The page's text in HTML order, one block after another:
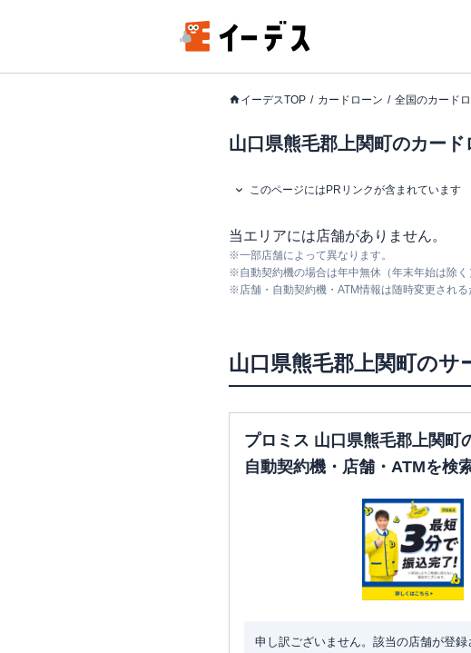
イーデスTOP カードローン 全国のカード
山口県熊毛郡上関町のカー
このページにはPRリンクが含まれています
当エリアには店舗がありません。
※一部店舗によって異なります。
※自動契約機の場合は年中無休（年末年始は除く
※店舗・自動契約機・ATM情報は随時変更され
山口県熊毛郡上関町のサ
プロミス 山口県熊毛郡上関町
自動契約機・店舗・ATMを検
申し訳ございません。該当の店舗が登録